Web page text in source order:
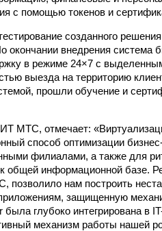
с помощью токенов и
созданного
окончании внедрения система
в режиме 24×7 с
выезда на территорию
прошли обучение и
ИТ МТС, отмечает:
способ оптимизации
филиалами, а также для
общей информационной базе.
позволило нам построить
защищенную
глубоко интегрирована в
механизм работы нашей